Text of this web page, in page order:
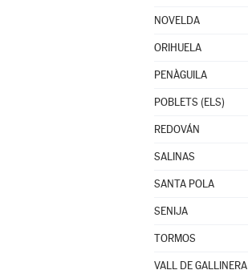
NOVELDA
ORIHUELA
PENÀGUILA
POBLETS (ELS)
REDOVÁN
SALINAS
SANTA POLA
SENIJA
TORMOS
VALL DE GALLINERA